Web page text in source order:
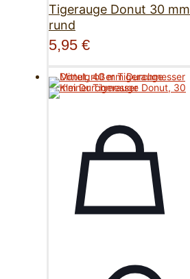
Tigerauge Donut 30 mm
rund
5,95 €